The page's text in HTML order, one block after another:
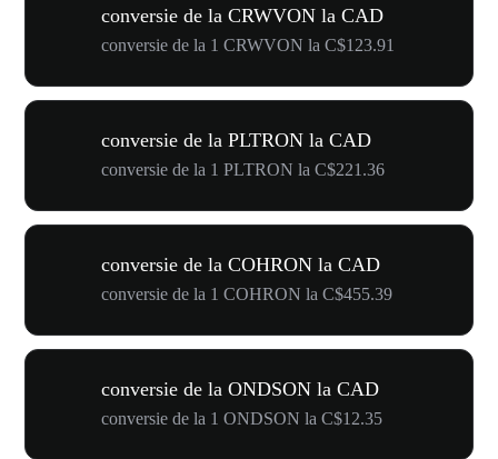
conversie de la CRWVON la CAD
conversie de la 1 CRWVON la C$123.91
conversie de la PLTRON la CAD
conversie de la 1 PLTRON la C$221.36
conversie de la COHRON la CAD
conversie de la 1 COHRON la C$455.39
conversie de la ONDSON la CAD
conversie de la 1 ONDSON la C$12.35